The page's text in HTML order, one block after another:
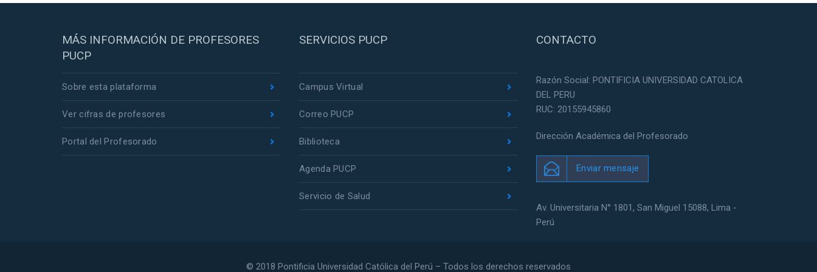
MÁS INFORMACIÓN DE PROFESORES
PUCP
Sobre esta plataforma
Ver cifras de profesores
Portal del Profesorado
SERVICIOS PUCP
Campus Virtual
Correo PUCP
Biblioteca
Agenda PUCP
Servicio de Salud
CONTACTO
Razón Social: PONTIFICIA UNIVERSIDAD CATOLICA
DEL PERU
RUC: 20155945860
Dirección Académica del Profesorado
Enviar mensaje
Av. Universitaria N° 1801, San Miguel 15088, Lima -
Perú
© 2018 Pontificia Universidad Católica del Perú – Todos los derechos reservados